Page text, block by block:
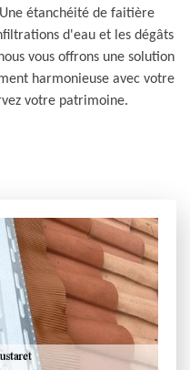
étanchéité de faitière
d'eau et les dégâts
vous offrons une solution
harmonieuse avec votre
votre patrimoine.